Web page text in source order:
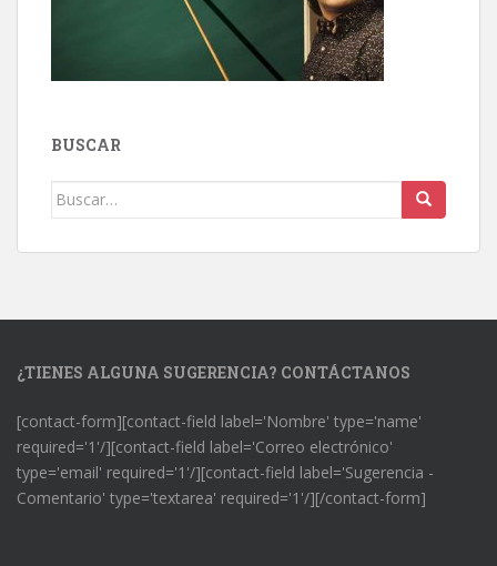
BUSCAR
Buscar:
¿TIENES ALGUNA SUGERENCIA? CONTÁCTANOS
[contact-form][contact-field label='Nombre' type='name'
required='1'/][contact-field label='Correo electrónico'
type='email' required='1'/][contact-field label='Sugerencia -
Comentario' type='textarea' required='1'/][/contact-form]